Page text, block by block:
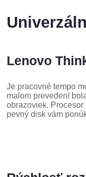
Lenovo
Je pracovné tempo
malom prevedení
obrazoviek.
pevný disk vám